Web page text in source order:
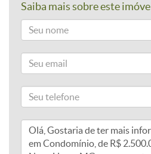
Saiba mais sobre este imóvel